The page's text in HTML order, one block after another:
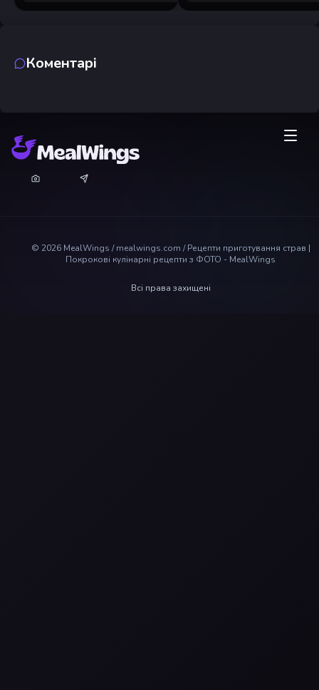
Коментарі
© 2026 MealWings / mealwings.com /Рецепти приготування страв |
Покрокові кулінарні рецепти з ФОТО - MealWings
Всі права захищені